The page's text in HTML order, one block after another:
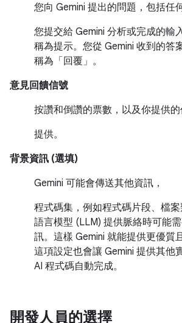
您向 Gemini 提出的問題，包括任
您提交給 Gemini 分析或完成的輸
稱為提示。您從 Gemini 收到的答
稱為「回覆」。
意見回饋信號
按讚和倒讚的票數，以及你提供
提供。
背景資訊 (選填)
Gemini 可能會傳送其他資訊，
程式碼集，例如程式碼片段、檔
語言模型 (LLM) 提供脈絡時可能
訊。這樣 Gemini 就能提供更優質
這項設定也會讓 Gemini 提供其他
AI 程式碼自動完成。
開發人員的選擇